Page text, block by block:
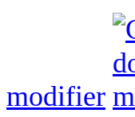
modifier